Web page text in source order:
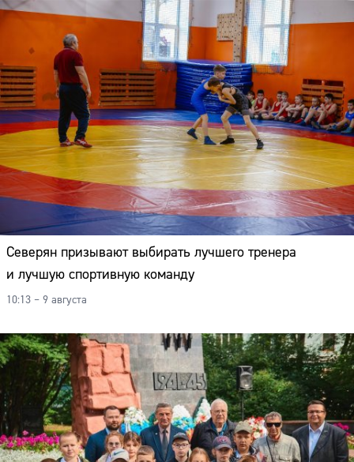
Северян призывают выбирать лучшего тренера
и лучшую спортивную команду
10:13 – 9 августа